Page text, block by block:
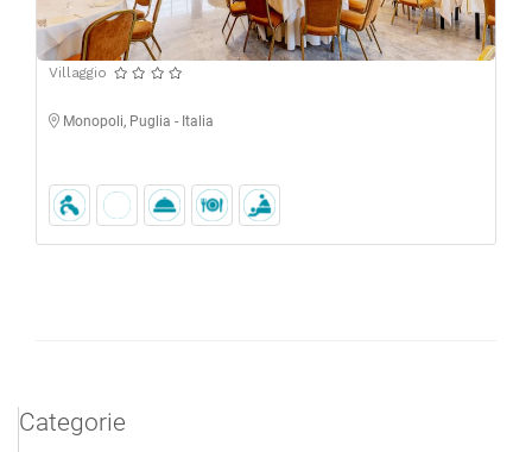
Villaggio
Monopoli, Puglia - Italia
Categorie